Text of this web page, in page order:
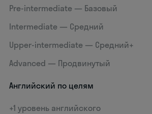
Pre-intermediate — Базовый
Intermediate — Средний
Upper-intermediate — Средний+
Advanced — Продвинутый
Английский по целям
+1 уровень английского